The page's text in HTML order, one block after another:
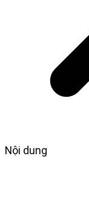
Nội dung